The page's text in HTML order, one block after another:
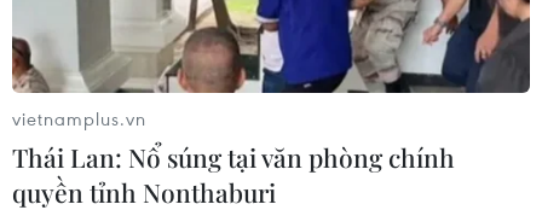
vietnamplus.vn
Thái Lan: Nổ súng tại văn phòng chính
quyền tỉnh Nonthaburi